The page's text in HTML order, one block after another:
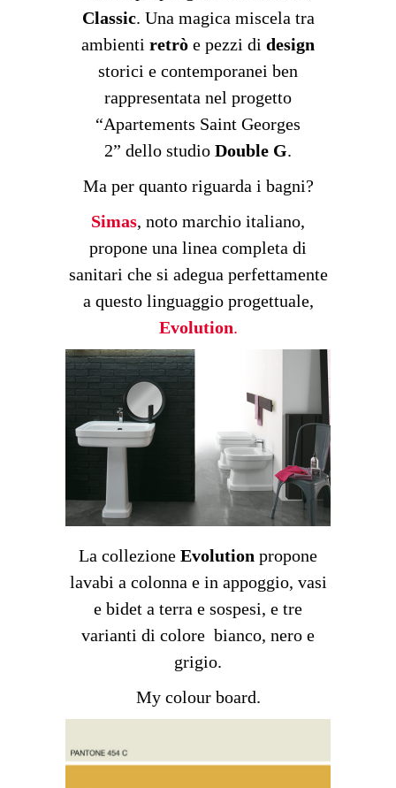
Classic. Una magica miscela tra
ambienti retrò e pezzi di design
storici e contemporanei ben
rappresentata nel progetto
“Apartements Saint Georges
2” dello studio Double G.
Ma per quanto riguarda i bagni?
Simas, noto marchio italiano,
propone una linea completa di
sanitari che si adegua perfettamente
a questo linguaggio progettuale,
Evolution.
La collezione Evolution propone
lavabi a colonna e in appoggio, vasi
e bidet a terra e sospesi, e tre
varianti di colore bianco, nero e
grigio.
My colour board.